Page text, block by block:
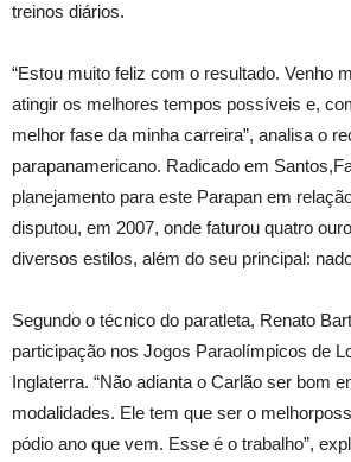
treinos diários.
“Estou muito feliz com o resultado. Venho
atingir os melhores tempos possíveis e,
melhor fase da minha carreira”, analisa o
parapanamericano. Radicado em
planejamento para este Parapan em
disputou, em 2007, onde faturou quatro
diversos estilos, além do seu principal:
Segundo o técnico do paratleta, Renato
participação nos Jogos Paraolímpicos de
Inglaterra. “Não adianta o Carlão ser bom
modalidades. Ele tem que ser o
pódio ano que vem. Esse é o trabalho”,